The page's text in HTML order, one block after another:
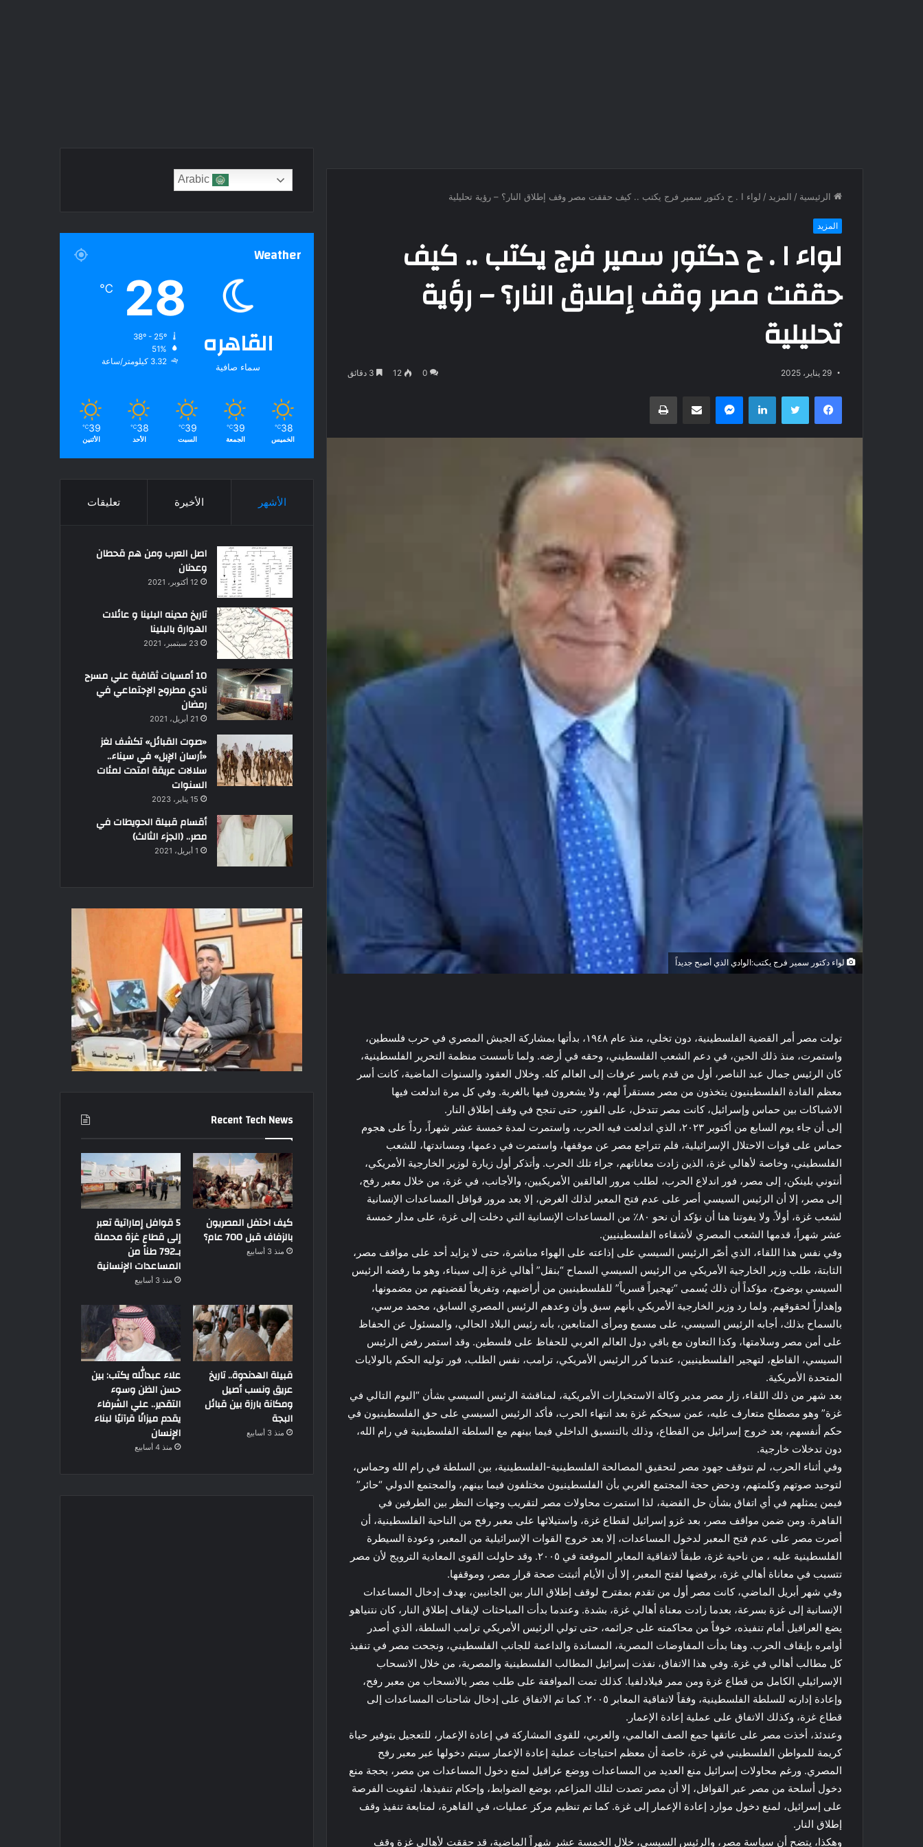
الرئيسية / المزيد / لواء ا . ح دكتور سمير فرج يكتب .. كيف حققت مصر وقف إطلاق النار؟ – رؤية تحليلية
المزيد
لواء ا . ح دكتور سمير فرج يكتب .. كيف
حققت مصر وقف إطلاق النار؟ – رؤية
تحليلية
29 يناير، 2025 0
12
فيسبوك تويتر لينكدإن ماسنجر مشاركة عبر البريد طباعة
لواء دكتور سمير فرج يكتب:الوادي الذي أصبح جديداً
تولت مصر أمر القضية الفلسطينية، دون تخلي، منذ عام ١٩٤٨، بدأتها بمشاركة الجيش المصري في حرب فلسطين،
واستمرت، منذ ذلك الحين، في دعم الشعب الفلسطيني، وحقه في أرضه. ولما تأسست منظمة التحرير الفلسطينية،
كان الرئيس جمال عبد الناصر، أول من قدم ياسر عرفات إلى العالم كله. وخلال العقود والسنوات الماضية، كانت أسر
معظم القادة الفلسطينيون يتخذون من مصر مستقراً لهم، ولا يشعرون فيها بالغربة. وفي كل مرة اندلعت فيها
الاشباكات بين حماس وإسرائيل، كانت مصر تتدخل، على الفور، حتى تنجح في وقف إطلاق النار.
إلى أن جاء يوم السابع من أكتوبر ٢٠٢٣، الذي اندلعت فيه الحرب، واستمرت لمدة خمسة عشر شهراً، رداً على هجوم
حماس على قوات الاحتلال الإسرائيلية، فلم تتراجع مصر عن موقفها، واستمرت في دعمها، ومساندتها، للشعب
الفلسطيني، وخاصة لأهالي غزة، الذين زادت معاناتهم، جراء تلك الحرب. وأتذكر أول زيارة لوزير الخارجية الأمريكي،
أنتوني بلينكن، إلى مصر، فور اندلاع الحرب، لطلب مرور العالقين الأمريكيين، والأجانب، في غزة، من خلال معبر رفح،
إلى مصر، إلا أن الرئيس السيسي أصر على عدم فتح المعبر لذلك الغرض، إلا بعد مرور قوافل المساعدات الإنسانية
لشعب غزة، أولاً. ولا يفوتنا هنا أن نؤكد أن نحو ٨٠٪ من المساعدات الإنسانية التي دخلت إلى غزة، على مدار خمسة
عشر شهراً، قدمها الشعب المصري لأشقاءه الفلسطينيين.
وفي نفس هذا اللقاء، الذي أصّر الرئيس السيسي على إذاعته على الهواء مباشرة، حتى لا يزايد أحد على مواقف مصر،
الثابتة، طلب وزير الخارجية الأمريكي من الرئيس السيسي السماح “بنقل” أهالي غزة إلى سيناء، وهو ما رفضه الرئيس
السيسي بوضوح، مؤكداً أن ذلك يُسمى “تهجيراً قسرياً” للفلسطينيين من أراضيهم، وتفريغاً لقضيتهم من مضمونها،
وإهداراً لحقوقهم. ولما رد وزير الخارجية الأمريكي بأنهم سبق وأن وعدهم الرئيس المصري السابق، محمد مرسي،
بالسماح بذلك، أجابه الرئيس السيسي، على مسمع ومرأى المتابعين، بأنه رئيس البلاد الحالي، والمسئول عن الحفاظ
على أمن مصر وسلامتها، وكذا التعاون مع باقي دول العالم العربي للحفاظ على فلسطين. وقد استمر رفض الرئيس
السيسي، القاطع، لتهجير الفلسطينيين، عندما كرر الرئيس الأمريكي، ترامب، نفس الطلب، فور توليه الحكم بالولايات
المتحدة الأمريكية.
بعد شهر من ذلك اللقاء، زار مصر مدير وكالة الاستخبارات الأمريكية، لمناقشة الرئيس السيسي بشأن “اليوم التالي في
غزة” وهو مصطلح متعارف عليه، عمن سيحكم غزة بعد انتهاء الحرب، فأكد الرئيس السيسي على حق الفلسطينيون في
حكم أنفسهم، بعد خروج إسرائيل من القطاع، وذلك بالتنسيق الداخلي فيما بينهم مع السلطة الفلسطينية في رام الله،
دون تدخلات خارجية.
وفي أثناء الحرب، لم تتوقف جهود مصر لتحقيق المصالحة الفلسطينية-الفلسطينية، بين السلطة في رام الله وحماس،
لتوحيد صوتهم وكلمتهم، ودحض حجة المجتمع الغربي بأن الفلسطينيون مختلفون فيما بينهم، والمجتمع الدولي “حائر”
فيمن يمثلهم في أي اتفاق بشأن حل القضية، لذا استمرت محاولات مصر لتقريب وجهات النظر بين الطرفين في
القاهرة. ومن ضمن مواقف مصر، بعد غزو إسرائيل لقطاع غزة، واستيلائها على معبر رفح من الناحية الفلسطينية، أن
أصرت مصر على عدم فتح المعبر لدخول المساعدات، إلا بعد خروج القوات الإسرائيلية من المعبر، وعودة السيطرة
الفلسطينية عليه ، من ناحية غزة، طبقاً لاتفاقية المعابر الموقعة في ٢٠٠٥. وقد حاولت القوى المعادية الترويج لأن مصر
تتسبب في معاناة أهالي غزة، برفضها لفتح المعبر، إلا أن الأيام أثبتت صحة قرار مصر، وموقفها.
وفي شهر أبريل الماضي، كانت مصر أول من تقدم بمقترح لوقف إطلاق النار بين الجانبين، بهدف إدخال المساعدات
الإنسانية إلى غزة بسرعة، بعدما زادت معناة أهالي غزة، بشدة. وعندما بدأت المباحثات لإيقاف إطلاق النار، كان نتنياهو
يضع العراقيل أمام تنفيذه، خوفاً من محاكمته على جرائمه، حتى تولي الرئيس الأمريكي ترامب السلطة، الذي أصدر
أوامره بإيقاف الحرب. وهنا بدأت المفاوضات المصرية، المساندة والداعمة للجانب الفلسطيني، ونجحت مصر في تنفيذ
كل مطالب أهالي في غزة. وفي هذا الاتفاق، نفذت إسرائيل المطالب الفلسطينية والمصرية، من خلال الانسحاب
الإسرائيلي الكامل من قطاع غزة ومن ممر فيلادلفيا. كذلك تمت الموافقة على طلب مصر بالانسحاب من معبر رفح،
وإعادة إدارته للسلطة الفلسطينية، وفقاً لاتفاقية المعابر ٢٠٠٥. كما تم الاتفاق على إدخال شاحنات المساعدات إلى
قطاع غزة، وكذلك الاتفاق على عملية إعادة الإعمار.
وعندئذ، أخذت مصر على عاتقها جمع الصف العالمي، والعربي، للقوى المشاركة في إعادة الإعمار، للتعجيل بتوفير حياة
كريمة للمواطن الفلسطيني في غزة، خاصة أن معظم احتياجات عملية إعادة الإعمار سيتم دخولها عبر معبر رفح
المصري. ورغم محاولات إسرائيل منع العديد من المساعدات ووضع عراقيل لمنع دخول المساعدات من مصر، بحجة منع
دخول أسلحة من مصر عبر القوافل، إلا أن مصر تصدت لتلك المزاعم، بوضع الضوابط، وإحكام تنفيذها، لتفويت الفرصة
على إسرائيل، لمنع دخول موارد إعادة الإعمار إلى غزة. كما تم تنظيم مركز عمليات، في القاهرة، لمتابعة تنفيذ وقف
إطلاق النار.
وهكذا، يتضح أن سياسة مصر، والرئيس السيسي، خلال الخمسة عشر شهراً الماضية، قد حققت لأهالي غزة وقف
Arabic
Weather
القاهره
سماء صافية
28
℃
51%
3.32 كيلومتر/ساعة
38
℃
الخميس
39
℃
الجمعة
39
℃
السبت
38
℃
الأحد
39
℃
الأثنين
الأشهر الأخيرة تعليقات
اصل العرب ومن هم قحطان
وعدنان
12 أكتوبر، 2021
تاريخ مدينه البلينا و عائلات
الهوارة بالبلينا
23 سبتمبر، 2021
10 أمسيات ثقافية علي مسرح
نادي مطروح الإجتماعي في
رمضان
21 أبريل، 2021
«صوت القبائل» تكشف لغز
«أرسان الإبل» في سيناء..
سلالات عريقة امتدت لمئات
السنوات
15 يناير، 2023
أقسام قبيلة الحويطات في
مصر.. (الجزء الثالث)
1 أبريل، 2021
Recent Tech News
كيف احتفل المصريون
بالزفاف قبل 700 عام؟
منذ 3 أسابيع
5 قوافل إماراتية تعبر
إلى قطاع غزة محملة
بـ792 طناً من
المساعدات الإنسانية
منذ 3 أسابيع
قبيلة الهدندوة.. تاريخ
عريق ونسب أصيل
ومكانة بارزة بين قبائل
البجة
منذ 3 أسابيع
علاء عبدالله يكتب: بين
حسن الظن وسوء
التقدير.. علي الشرفاء
يقدم ميزانًا قرآنيًا لبناء
الإنسان
منذ 4 أسابيع